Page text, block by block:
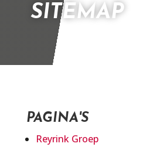
SITEMAP
PAGINA'S
Reyrink Groep